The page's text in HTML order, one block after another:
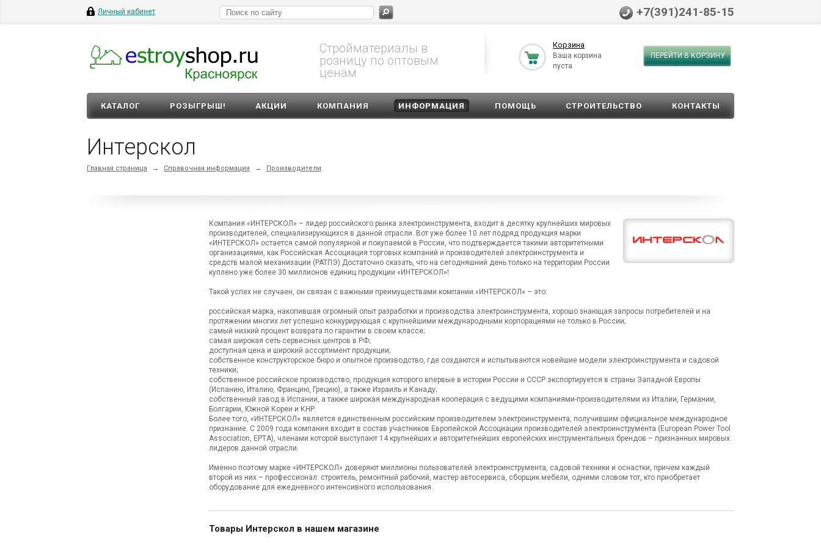
Личный кабинет +7(391)241-85-15
Стройматериалы в
розницу по оптовым
ценам
Корзина
Ваша корзина
пуста
ПЕРЕЙТИ В КОРЗИНУ
КАТАЛОГ РОЗЫГРЫШ! АКЦИИ КОМПАНИЯ ИНФОРМАЦИЯ ПОМОЩЬ СТРОИТЕЛЬСТВО КОНТАКТЫ
Интерскол
Главная страница → Справочная информация → Производители
Компания «ИНТЕРСКОЛ» – лидер российского рынка электроинструмента, входит в десятку крупнейших мировых
производителей, специализирующихся в данной отрасли. Вот уже более 10 лет подряд продукция марки
«ИНТЕРСКОЛ» остается самой популярной и покупаемой в России, что подтверждается такими авторитетными
организациями, как Российская Ассоциация торговых компаний и производителей электроинструмента и
средств малой механизации (РАТПЭ).Достаточно сказать, что на сегодняшний день только на территории России
куплено уже более 30 миллионов единиц продукции «ИНТЕРСКОЛ»!
Такой успех не случаен, он связан с важными преимуществами компании.«ИНТЕРСКОЛ» – это:
российская марка, накопившая огромный опыт разработки и производства электроинструмента, хорошо знающая запросы потребителей и на
протяжении многих лет успешно конкурирующая с крупнейшими международными корпорациями не только в России;
самый низкий процент возврата по гарантии в своем классе;
самая широкая сеть сервисных центров в РФ;
доступная цена и широкий ассортимент продукции;
собственное конструкторское бюро и опытное производство, где создаются и испытываются новейшие модели электроинструмента и садовой
техники;
собственное российское производство, продукция которого впервые в истории России и СССР экспортируется в страны Западной Европы
(Испанию, Италию, Францию, Грецию), а также Израиль и Канаду;
собственный завод в Испании, а также широкая международная кооперация с ведущими компаниями-производителями из Италии, Германии,
Болгарии, Южной Кореи и КНР.
Более того, «ИНТЕРСКОЛ» является единственным российским производителем электроинструмента, получившим официальное международное
признание. С 2009 года компания входит в состав участников Европейской Ассоциации производителей электроинструмента (European Power Tool
Association, EPTA), членами которой выступают 14 крупнейших и авторитетнейших европейских инструментальных брендов – признанных мировых
лидеров данной отрасли.
Именно поэтому марке «ИНТЕРСКОЛ» доверяют миллионы пользователей электроинструмента, садовой техники и оснастки, причем каждый
второй из них – профессионал: строитель, ремонтный рабочий, мастер автосервиса, сборщик мебели, одними словом тот, кто приобретает
оборудование для ежедневного интенсивного использования.
Товары Интерскол в нашем магазине